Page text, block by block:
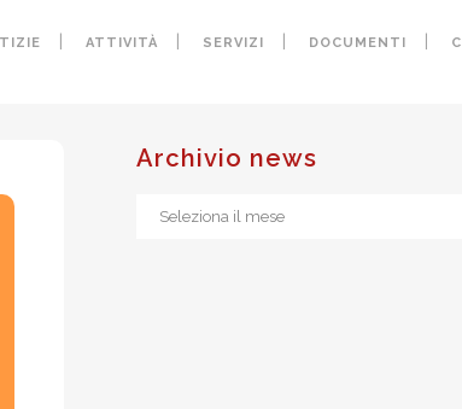
ATTIVITÀ SERVIZI DOCUMENTI
NUOVE PROPOSTE PER
Archivio news
Archivio